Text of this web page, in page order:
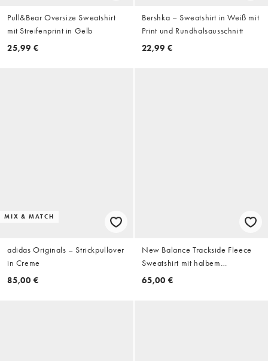
Pull&Bear Oversize Sweatshirt
mit Streifenprint in Gelb
25,99 €
Bershka – Sweatshirt in Weiß mit
Print und Rundhalsausschnitt
22,99 €
MIX & MATCH
adidas Originals – Strickpullover
in Creme
85,00 €
New Balance Trackside Fleece
Sweatshirt mit halbem
Reißverschluss in Beige
65,00 €